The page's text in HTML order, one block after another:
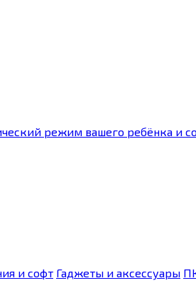
режим вашего ребёнка и
и софт Гаджеты и аксессуары